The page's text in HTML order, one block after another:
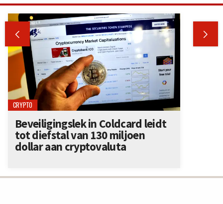
 
CRYPTO
Beveiligingslek in Coldcard leidt
tot diefstal van 130 miljoen
dollar aan cryptovaluta